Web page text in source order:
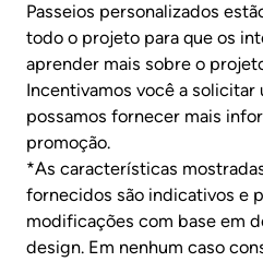
Passeios personalizados
todo o projeto para que os
aprender mais sobre o
Incentivamos você a solicitar
possamos fornecer mais
promoção.
*As características
fornecidos são indicativos e
modificações com base em
design. Em nenhum caso